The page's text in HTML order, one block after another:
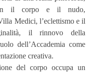
il corpo e il nudo,
Medici, l’eclettismo e il
il rinnovo della
dell’Accademia come
creativa.
del corpo occupa un